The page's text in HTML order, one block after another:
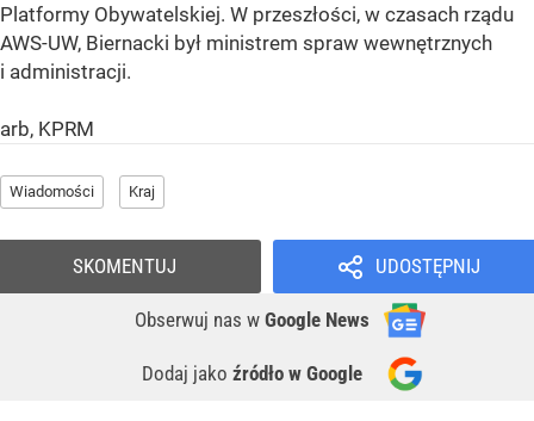
Platformy Obywatelskiej. W przeszłości, w czasach rządu
AWS-UW, Biernacki był ministrem spraw wewnętrznych
i administracji.
arb, KPRM
Wiadomości Kraj
UDOSTĘPNIJ
Obserwuj nas w Google News
Dodaj jako źródło w Google
SKOMENTUJ